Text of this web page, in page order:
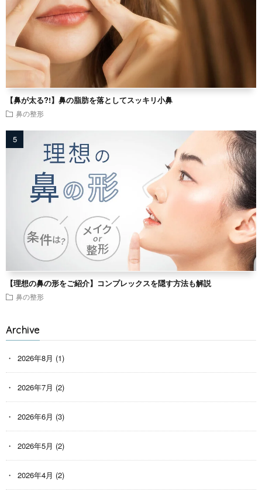
【鼻が太る?!】鼻の脂肪を落としてスッキリ小鼻
鼻の整形
【理想の鼻の形をご紹介】コンプレックスを隠す方法も解説
鼻の整形
Archive
2026年8月 (1)
2026年7月 (2)
2026年6月 (3)
2026年5月 (2)
2026年4月 (2)